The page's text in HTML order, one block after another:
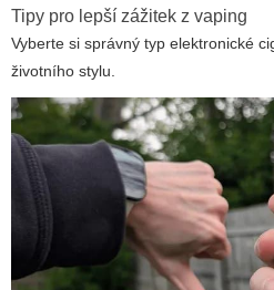
Tipy pro lepší zážitek z vaping
Vyberte si správný typ elektronické
životního stylu.